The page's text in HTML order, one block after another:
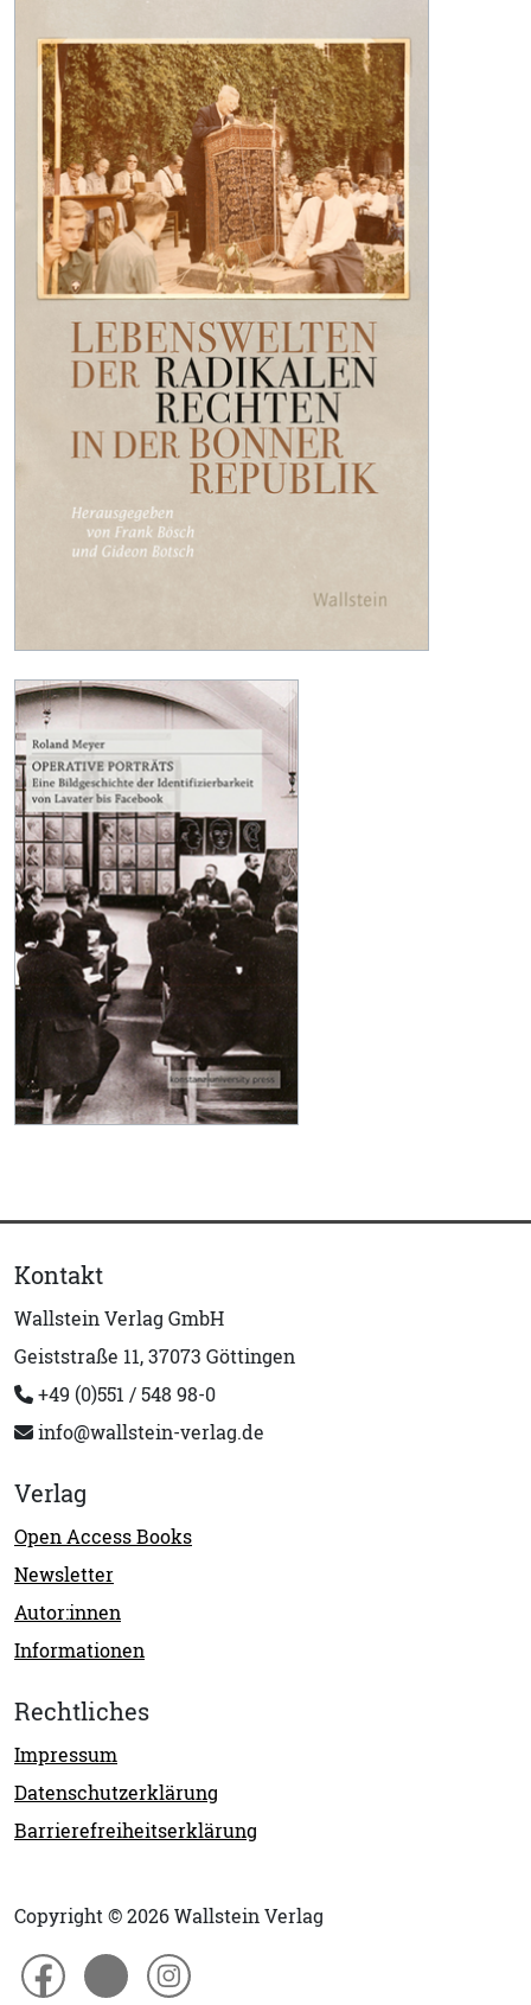
Kontakt
Wallstein Verlag GmbH
Geiststraße 11, 37073 Göttingen
+49 (0)551 / 548 98-0
info@wallstein-verlag.de
Verlag
Open Access Books
Newsletter
Autor:innen
Informationen
Rechtliches
Impressum
Datenschutzerklärung
Barrierefreiheitserklärung
Copyright © 2026 Wallstein Verlag